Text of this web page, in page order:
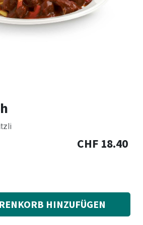
CHF 18.40
HINZUFÜGEN